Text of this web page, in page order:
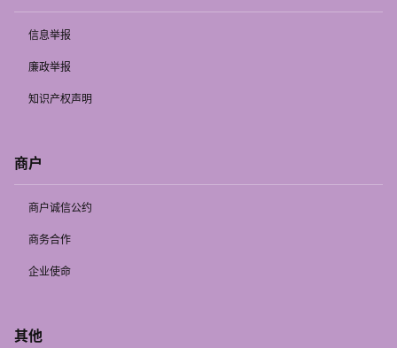
信息举报
廉政举报
知识产权声明
商户
商户诚信公约
商务合作
企业使命
其他